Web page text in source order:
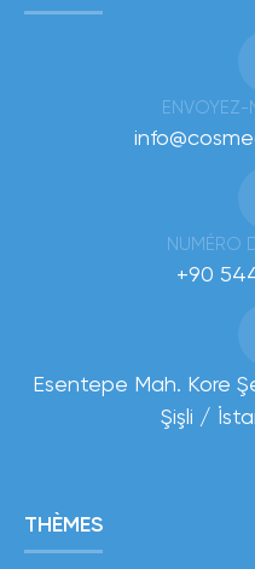
ENVOYEZ-
NUMÉRO
+90
Esentepe Mah. Kore
Şişli /
THÈMES